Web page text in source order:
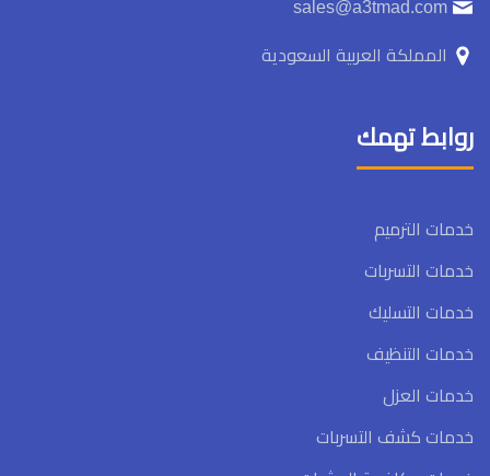
المملكة العربية السعودية
روابط تهمك
خدمات الترميم
خدمات التسربات
خدمات التسليك
خدمات التنظيف
خدمات العزل
خدمات كشف التسربات